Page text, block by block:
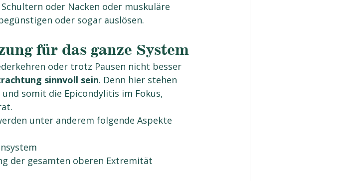
oder Nacken oder muskuläre
oder sogar auslösen.
für das ganze System
oder trotz Pausen nicht besser
sinnvoll sein. Denn hier stehen
somit die Epicondylitis im Fokus,
unter anderem folgende Aspekte
der gesamten oberen Extremität